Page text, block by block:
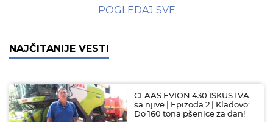
POGLEDAJ SVE
NAJČITANIJE VESTI
CLAAS EVION 430 ISKUSTVA
sa njive | Epizoda 2 | Kladovo:
Do 160 tona pšenice za dan!